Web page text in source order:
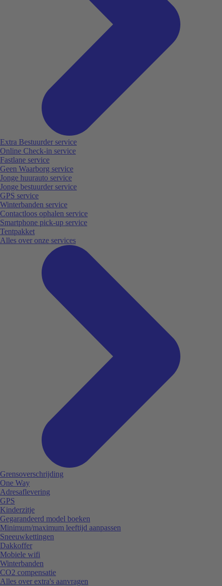
Extra Bestuurder service
Online Check-in service
Fastlane service
Geen Waarborg service
Jonge huurauto service
Jonge bestuurder service
GPS service
Winterbanden service
Contactloos ophalen service
Smartphone pick-up service
Tentpakket
Alles over onze services
Grensoverschrijding
One Way
Adresaflevering
GPS
Kinderzitje
Gegarandeerd model boeken
Minimum/maximum leeftijd aanpassen
Sneeuwkettingen
Dakkoffer
Mobiele wifi
Winterbanden
CO2 compensatie
Alles over extra's aanvragen